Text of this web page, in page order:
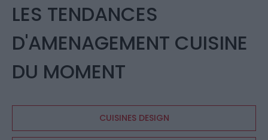
LES TENDANCES
D'AMENAGEMENT CUISINE
DU MOMENT
CUISINES DESIGN